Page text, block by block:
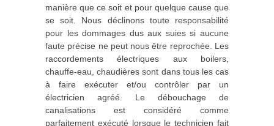
manière que ce soit et pour quelque cause que
se soit. Nous déclinons toute responsabilité
pour les dommages dus aux suies si aucune
faute précise ne peut nous être reprochée. Les
raccordements électriques aux boilers,
chauffe‐eau, chaudières sont dans tous les cas
à faire exécuter et/ou contrôler par un
électricien agréé. Le débouchage de
canalisations est considéré comme
parfaitement exécuté lorsque le technicien fait